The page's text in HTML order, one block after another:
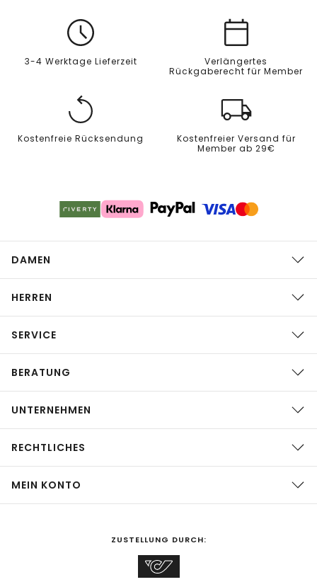
3-4 Werktage Lieferzeit
Verlängertes
Rückgaberecht für Member
Kostenfreie Rücksendung
Kostenfreier Versand für
Member ab 29€
DAMEN
HERREN
SERVICE
BERATUNG
UNTERNEHMEN
RECHTLICHES
MEIN KONTO
ZUSTELLUNG DURCH: